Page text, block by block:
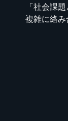
「社会課
複雑に絡